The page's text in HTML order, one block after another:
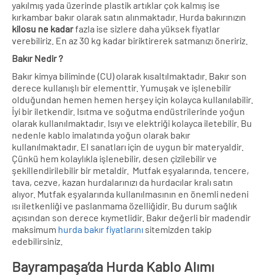
yakılmış yada üzerinde plastik artıklar çok kalmış ise
kırkambar bakır olarak satın alınmaktadır. Hurda bakırınızın
kilosu ne kadarfazla ise sizlere daha yüksek fiyatlar
verebiliriz. En az 30 kg kadar biriktirerek satmanızı öneririz.
Bakır Nedir ?
Bakır kimya biliminde (CU) olarak kısaltılmaktadır. Bakır son
derece kullanışlı bir elementtir. Yumuşak ve işlenebilir
olduğundan hemen hemen herşey için kolayca kullanılabilir.
İyi bir iletkendir. Isıtma ve soğutma endüstrilerinde yoğun
olarak kullanılmaktadır. Isıyı ve elektriği kolayca iletebilir. Bu
nedenle kablo imalatında yoğun olarak bakır
kullanılmaktadır. El sanatları için de uygun bir materyaldir.
Çünkü hem kolaylıkla işlenebilir, desen çizilebilir ve
şekillendirilebilir bir metaldir. Mutfak eşyalarında, tencere,
tava, cezve, kazan hurdalarınızı da hurdacılar kralı satın
alıyor. Mutfak eşyalarında kullanılmasının en önemli nedeni
ısı iletkenliği ve paslanmama özelliğidir. Bu durum sağlık
açısından son derece kıymetlidir. Bakır değerli bir madendir
maksimum hurda bakır fiyatlarını sitemizden takip
edebilirsiniz.
Bayrampaşa’da Hurda Kablo Alımı